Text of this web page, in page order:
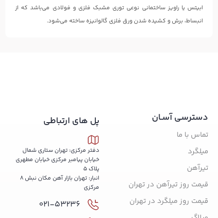
ابیتس یا راویز ساختمانی نوعی توری مشبک فلزی و فولادی می‌باشد که از
انبساط، برش و کشیده شدن ورق فلزی گالوانیزه ساخته می‌شود.
دسترسی آسـان
تماس با ما
میلگرد
تیرآهن
قیمت روز تیرآهن در تهران
قیمت روز میلگرد در تهران
پل های ارتباطی
دفتر مرکزی: تهران ستاری شمال
خیابان پیامبر مرکزی خیابان مطهری
پلاک 5
انبار: تهران بازار آهن مکان نبش 8
مرکزی
021-53236